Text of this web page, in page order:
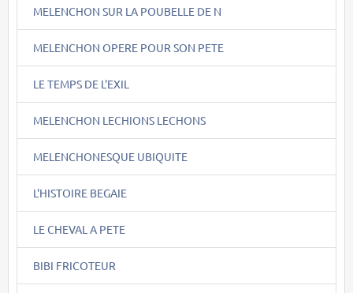
MELENCHON SUR LA POUBELLE DE N
MELENCHON OPERE POUR SON PETE
LE TEMPS DE L'EXIL
MELENCHON LECHIONS LECHONS
MELENCHONESQUE UBIQUITE
L'HISTOIRE BEGAIE
LE CHEVAL A PETE
BIBI FRICOTEUR